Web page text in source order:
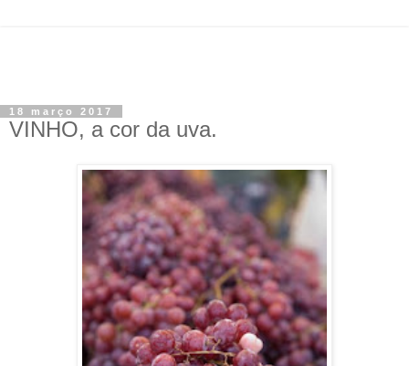
18 março 2017
VINHO, a cor da uva.